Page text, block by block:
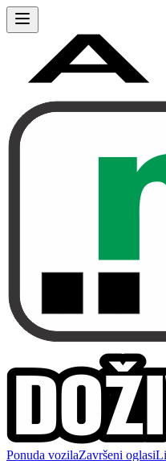
Ponuda vozilaZavršeni oglasi